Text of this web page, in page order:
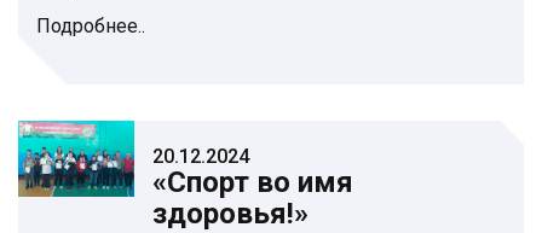
Подробнее..
20.12.2024
«Спорт во имя
здоровья!»